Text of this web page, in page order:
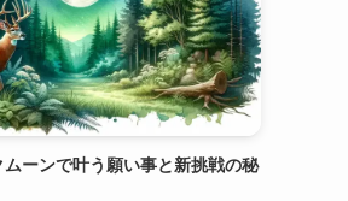
ーンで叶う願い事と新挑戦の秘